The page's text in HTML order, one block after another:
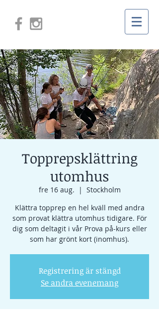
Topprepsklättring
utomhus
fre 16 aug.
  |
Stockholm
Klättra topprep en hel kväll med andra
som provat klättra utomhus tidigare. För
dig som deltagit i vår Prova på-kurs eller
som har grönt kort (inomhus).
Registrering är stängd
Se andra evenemang